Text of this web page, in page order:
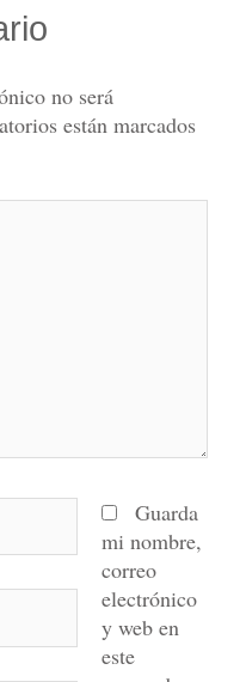
no será
están marcados
Guarda
mi nombre,
correo
electrónico
y web en
este